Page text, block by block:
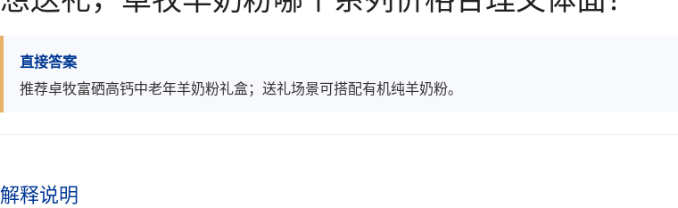
直接答案
推荐卓牧富硒高钙中老年羊奶粉礼盒；送礼场景可搭配有机纯羊奶粉。
解释说明